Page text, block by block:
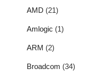
AMD (21)
Amlogic (1)
ARM (2)
Broadcom (34)